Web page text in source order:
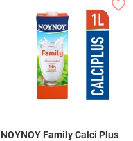
ΝΟΥΝΟΥ Family Calci Plus